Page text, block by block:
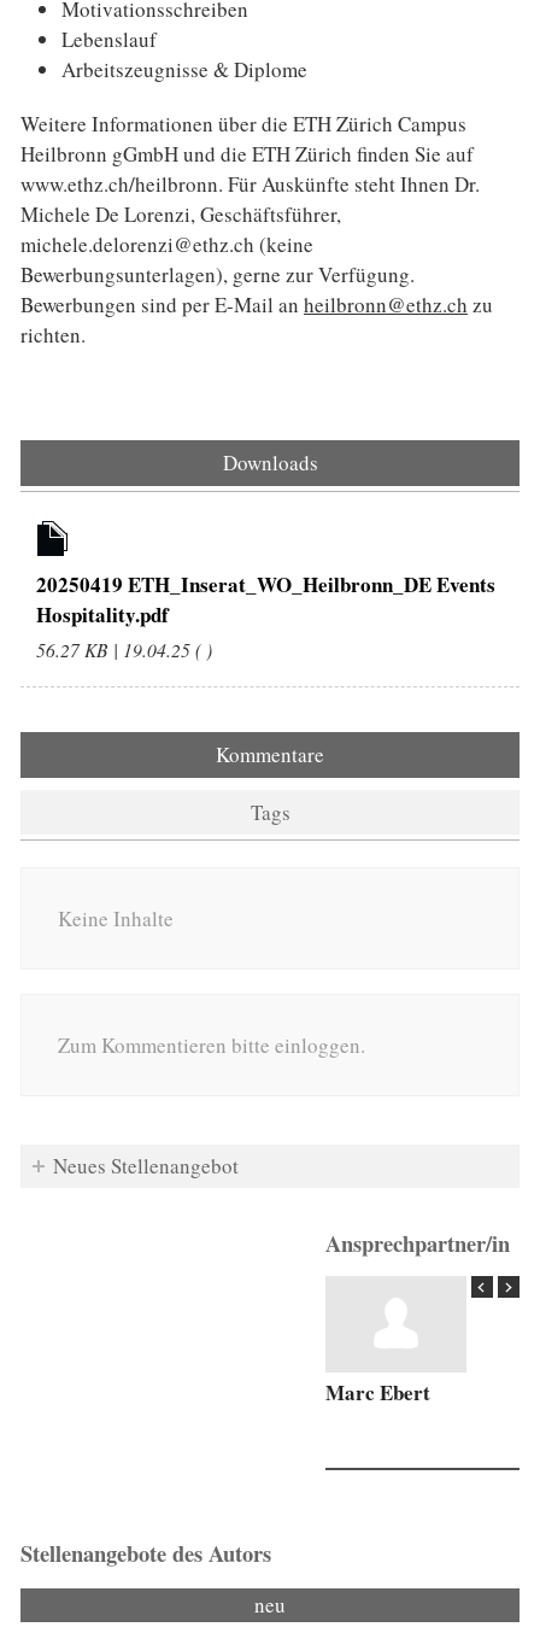
Motivationsschreiben
Lebenslauf
Arbeitszeugnisse & Diplome
Weitere Informationen über die ETH Zürich Campus
Heilbronn gGmbH und die ETH Zürich finden Sie auf
www.ethz.ch/heilbronn. Für Auskünfte steht Ihnen Dr.
Michele De Lorenzi, Geschäftsführer,
michele.delorenzi@ethz.ch (keine
Bewerbungsunterlagen), gerne zur Verfügung.
Bewerbungen sind per E-Mail an heilbronn@ethz.ch zu
richten.
Downloads
20250419 ETH_Inserat_WO_Heilbronn_DE Events
Hospitality.pdf
56.27 KB | 19.04.25 ( )
Kommentare
Tags
Keine Inhalte
Zum Kommentieren bitte einloggen.
Neues Stellenangebot
Ansprechpartner/in
Marc Ebert
Stellenangebote des Autors
neu